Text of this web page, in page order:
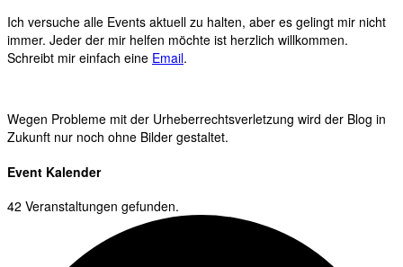
Ich versuche alle Events aktuell zu halten, aber es gelingt mir nicht
immer. Jeder der mir helfen möchte ist herzlich willkommen.
Schreibt mir einfach eine Email.
Wegen Probleme mit der Urheberrechtsverletzung wird der Blog in
Zukunft nur noch ohne Bilder gestaltet.
Event Kalender
42 Veranstaltungen gefunden.